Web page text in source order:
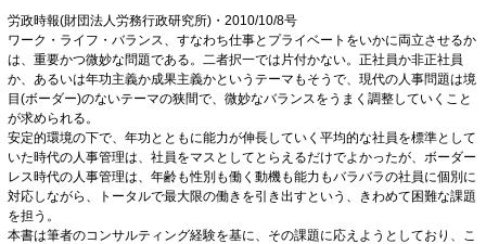
労政時報(財団法人労務行政研究所)・2010/10/8号
ワーク・ライフ・バランス、すなわち仕事とプライベートをいかに両立させるか
は、重要かつ微妙な問題である。二者択一では片付かない。正社員か非正社員
か、あるいは年功主義か成果主義かというテーマもそうで、現代の人事問題は境
目(ボーダー)のないテーマの狭間で、微妙なバランスをうまく調整していくこと
が求められる。
安定的環境の下で、年功とともに能力が伸長していく平均的な社員を標準として
いた時代の人事管理は、社員をマスとしてとらえるだけでよかったが、ボーダー
レス時代の人事管理は、年齢も性別も働く動機も能力もバラバラの社員に個別に
対応しながら、トータルで最大限の働きを引き出すという、きわめて困難な課題
を担う。
本書は筆者のコンサルティング経験を基に、その課題に応えようとしており、こ